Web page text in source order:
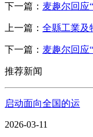
下一篇： 麦趣尔回应
上一篇： 全縣工業及
下一篇： 麦趣尔回应
推荐新闻
启动面向全国的运
2026-03-11